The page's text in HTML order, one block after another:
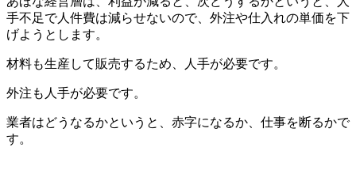
手不足で人件費は減らせないので、外注や仕入れの単価を下
げようとします。
材料も生産して販売するため、人手が必要です。
外注も人手が必要です。
業者はどうなるかというと、赤字になるか、仕事を断るかで
す。